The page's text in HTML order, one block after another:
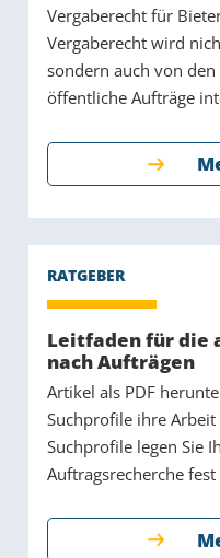
Vergaberecht für
Vergaberecht wird
sondern auch von
öffentliche Aufträge
Leitfaden für die
nach Aufträgen
Artikel als PDF
Suchprofile ihre
Suchprofile legen Sie
Auftragsrecherche